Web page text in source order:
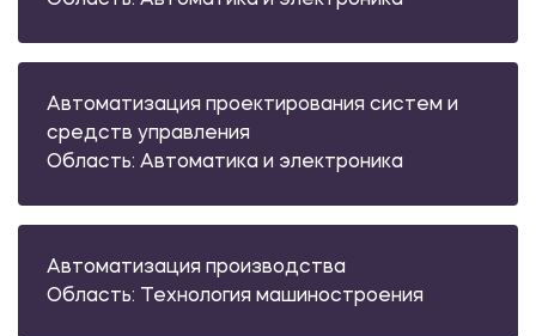
Автоматизация проектирования систем и
средств управления
Область: Автоматика и электроника
Автоматизация производства
Область: Технология машиностроения